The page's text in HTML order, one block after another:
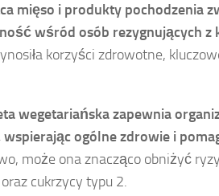
mięso i produkty pochodzenia
wśród osób rezygnujących z
korzyści zdrowotne,
wegetariańska zapewnia
wspierając ogólne zdrowie i
może ona znacząco obniżyć
cukrzycy typu 2.